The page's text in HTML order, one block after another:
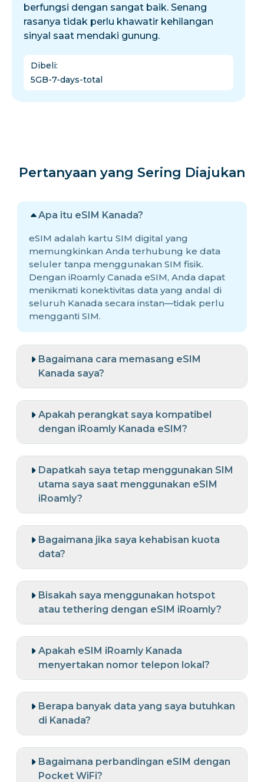
berfungsi dengan sangat baik. Senang
rasanya tidak perlu khawatir kehilangan
sinyal saat mendaki gunung.
Dibeli:
5GB-7-days-total
Pertanyaan yang Sering Diajukan
Apa itu eSIM Kanada?
eSIM adalah kartu SIM digital yang
memungkinkan Anda terhubung ke data
seluler tanpa menggunakan SIM fisik.
Dengan iRoamly Canada eSIM, Anda dapat
menikmati konektivitas data yang andal di
seluruh Kanada secara instan—tidak perlu
mengganti SIM.
Bagaimana cara memasang eSIM
Kanada saya?
Apakah perangkat saya kompatibel
dengan iRoamly Kanada eSIM?
Dapatkah saya tetap menggunakan SIM
utama saya saat menggunakan eSIM
iRoamly?
Bagaimana jika saya kehabisan kuota
data?
Bisakah saya menggunakan hotspot
atau tethering dengan eSIM iRoamly?
Apakah eSIM iRoamly Kanada
menyertakan nomor telepon lokal?
Berapa banyak data yang saya butuhkan
di Kanada?
Bagaimana perbandingan eSIM dengan
Pocket WiFi?